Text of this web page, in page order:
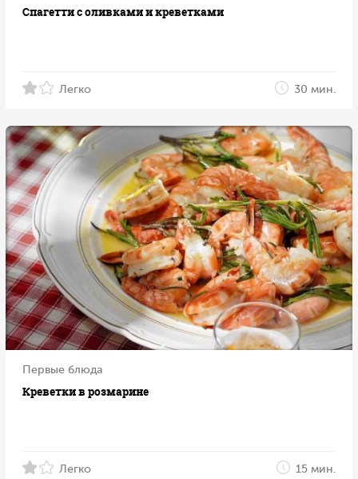
Спагетти с оливками и креветками
Легко 30 мин.
Первые блюда
Креветки в розмарине
Легко 15 мин.